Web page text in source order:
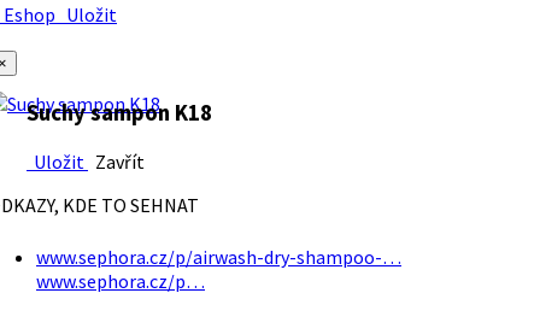
Uložit
Suchy sampon K18
Uložit Zavřít
KDE TO SEHNAT
www.sephora.cz/p/airwash-dry-shampoo-…
www.sephora.cz/p…